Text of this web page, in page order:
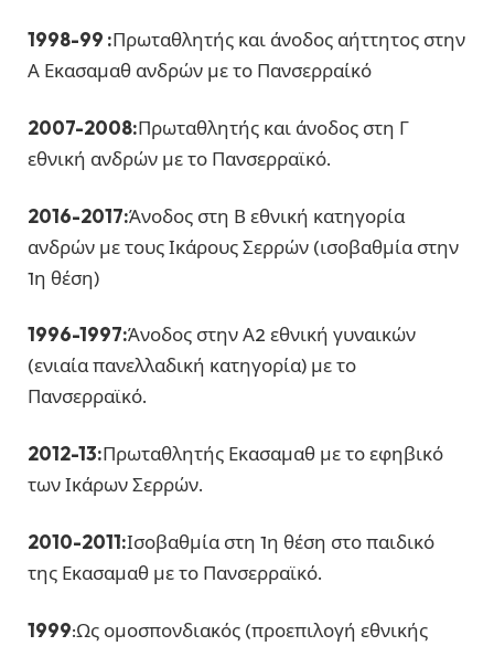
1998-99 :Πρωταθλητής και άνοδος αήττητος στην
Α Εκασαμαθ ανδρών με το Πανσερραίκό
2007-2008:Πρωταθλητής και άνοδος στη Γ
εθνική ανδρών με το Πανσερραϊκό.
2016-2017:Άνοδος στη Β εθνική κατηγορία
ανδρών με τους Ικάρους Σερρών (ισοβαθμία στην
1η θέση)
1996-1997:Άνοδος στην Α2 εθνική γυναικών
(ενιαία πανελλαδική κατηγορία) με το
Πανσερραϊκό.
2012-13:Πρωταθλητής Εκασαμαθ με το εφηβικό
των Ικάρων Σερρών.
2010-2011:Ισοβαθμία στη 1η θέση στο παιδικό
της Εκασαμαθ με το Πανσερραϊκό.
1999:Ως ομοσπονδιακός (προεπιλογή εθνικής